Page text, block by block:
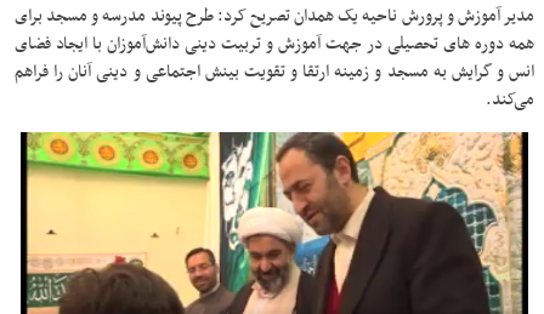
مدیر آموزش و پرورش ناحیه یک همدان تصریح کرد: طرح پیوند مدرسه و مسجد برای
همه دوره های تحصیلی در جهت آموزش و تربیت دینی دانش‌آموزان با ایجاد فضای
انس و گرایش به مسجد و زمینه ارتقا و تقویت بینش اجتماعی و دینی آنان را فراهم
می‌کند.